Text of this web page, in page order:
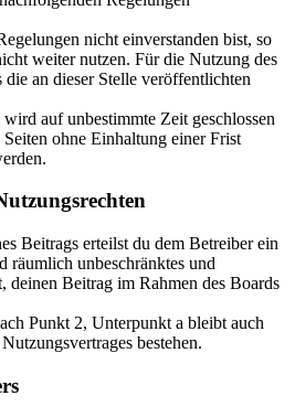
nicht einverstanden bist, so
weiter nutzen. Für die Nutzung des
an dieser Stelle veröffentlichten
auf unbestimmte Zeit geschlossen
ohne Einhaltung einer Frist
Beitrags erteilst du dem Betreiber ein
räumlich unbeschränktes und
deinen Beitrag im Rahmen des Boards
Punkt 2, Unterpunkt a bleibt auch
bestehen.